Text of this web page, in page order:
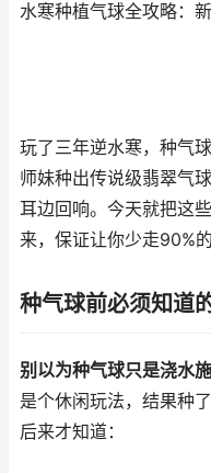
水寒种植气球全攻略：
玩了三年逆水寒，种气
师妹种出传说级翡翠气
耳边回响。今天就把这
来，保证让你少走90%的
种气球前必须知道
别以为种气球只是浇水
是个休闲玩法，结果种
后来才知道：